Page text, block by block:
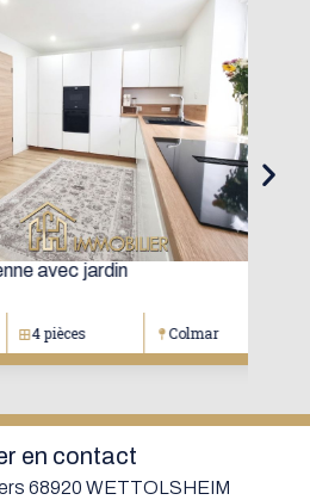
avec jardin
4 pièces Colmar
en contact
68920 WETTOLSHEIM